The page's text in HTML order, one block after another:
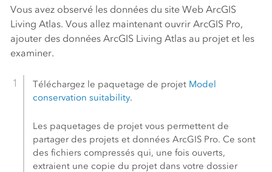
Vous avez observé les données du site Web ArcGIS
Living Atlas. Vous allez maintenant ouvrir ArcGIS Pro,
ajouter des données ArcGIS Living Atlasau projet et les
examiner.
Téléchargez le paquetage de projet Model
conservation suitability.
Les paquetages de projet vous permettent de
partager des projets et donnéesArcGIS Pro. Ce sont
des fichiers compressés qui, une fois ouverts,
extraient une copie du projet dans votre dossier